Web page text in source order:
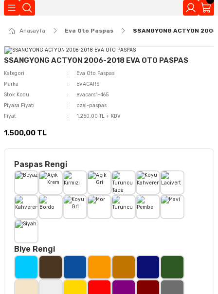
Anasayfa Eva Oto Paspas SSANGYONG ACTYON
SSANGYONG ACTYON 2006-2018 EVA OTO PASPAS
Kategori
Eva Oto Paspas
Marka
EVACARS
Stok Kodu
evacars1-465
Piyasa Fiyatı
ozel-paspas
Fiyat
1.250,00 TL + KDV
1.500,00 TL
Paspas Rengi
Biye Rengi